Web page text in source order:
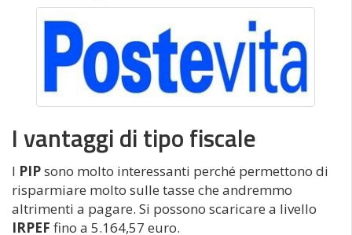
I vantaggi di tipo fiscale
I PIPsono molto interessanti perché permettono di
risparmiare molto sulle tasse che andremmo
altrimenti a pagare. Si possono scaricare a livello
IRPEF fino a 5.164,57 euro.